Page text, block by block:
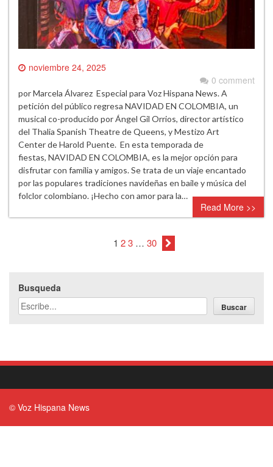
noviembre 24, 2025
0 comment
por Marcela Álvarez Especial para Voz Hispana News. A
petición del público regresa NAVIDAD EN COLOMBIA, un
musical co-producido por Ángel Gil Orrios, director artístico
del Thalia Spanish Theatre de Queens, y Mestizo Art
Center de Harold Puente. En esta temporada de
fiestas, NAVIDAD EN COLOMBIA, es la mejor opción para
disfrutar con familia y amigos. Se trata de un viaje encantado
por las populares tradiciones navideñas en baile y música del
folclor colombiano. ¡Hecho con amor para la…
Read More >>
1 23 … 30
Busqueda
Buscar
© Voz Hispana News